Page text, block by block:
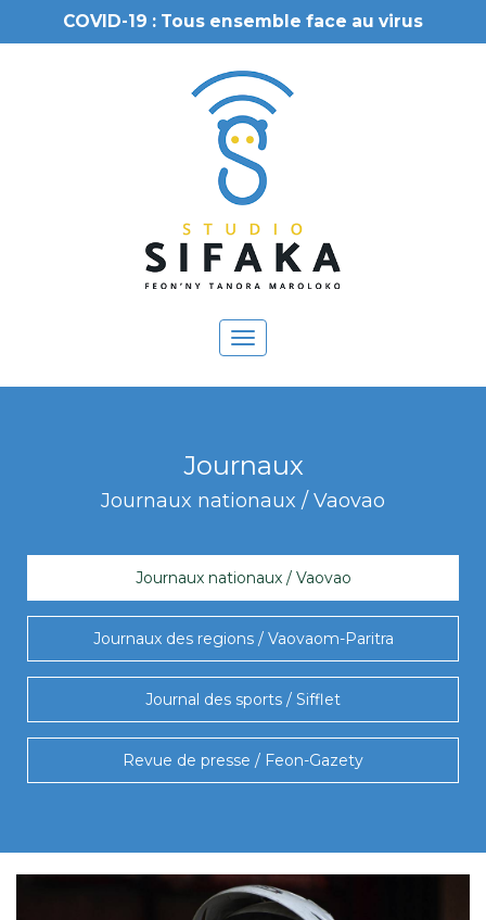
COVID-19 : Tous ensemble face au virus
Toggle
navigation
Journaux
Journaux nationaux / Vaovao
Journaux nationaux / Vaovao
Journaux des regions / Vaovaom-Paritra
Journal des sports / Sifflet
Revue de presse / Feon-Gazety